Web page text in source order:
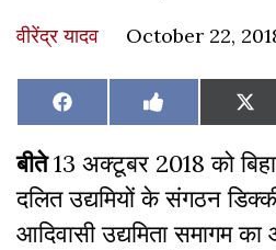
वीरेंद्र यादव October 22,
Share
on
Facebook Share
on
Like
on
Facebook
on
X
बीते13 अक्टूबर 2018 को
दलित उद्यमियों के संगठन
आदिवासी उद्यमिता समागम